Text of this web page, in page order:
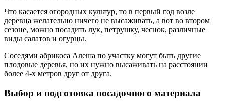
Что касается огородных культур, то в первый год возле
деревца желательно ничего не высаживать, а вот во втором
сезоне, можно посадить лук, петрушку, чеснок, различные
виды салатов и огурцы.
Соседями абрикоса Алеша по участку могут быть другие
плодовые деревья, но их нужно высаживать на расстоянии
более 4-х метров друг от друга.
Выбор и подготовка посадочного материала